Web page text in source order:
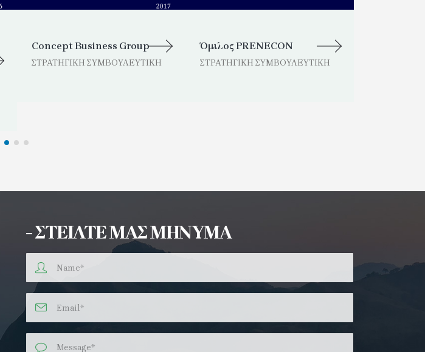
Concept Business Group
ΣΤΡΑΤΗΓΙΚΗ ΣΥΜΒΟΥΛΕΥΤΙΚΗ
Όμιλος PRENECON
ΣΤΡΑΤΗΓΙΚΗ ΣΥΜΒΟΥΛΕΥΤΙΚΗ
- ΣΤΕΙΛΤΕ ΜΑΣ ΜΗΝΥΜΑ